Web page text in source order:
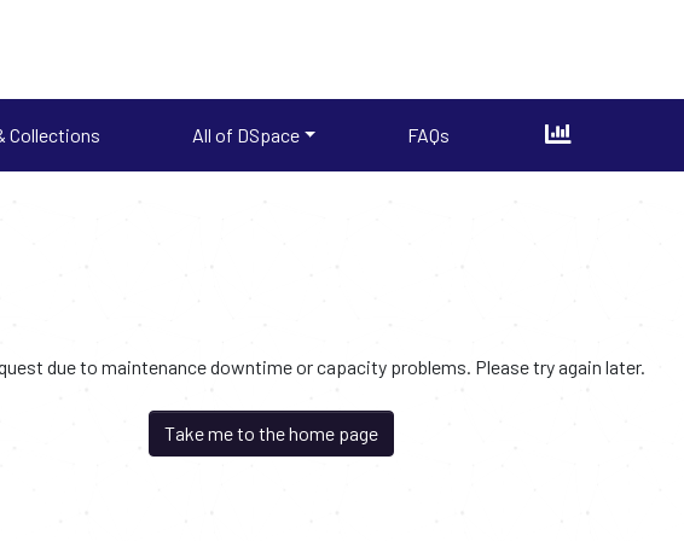
Collections All of DSpace FAQs
due to maintenance downtime or capacity problems. Please try again later.
Take me to the home page